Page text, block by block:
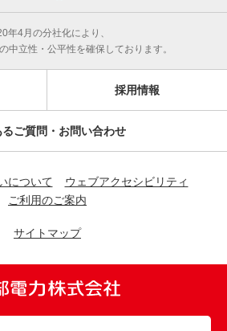
年4月の分社化により、
中立性・公平性を確保しております。
採用情報
るご質問・お問い合わせ
について
ウェブアクセシビリティ
ご利用のご案内
サイトマップ